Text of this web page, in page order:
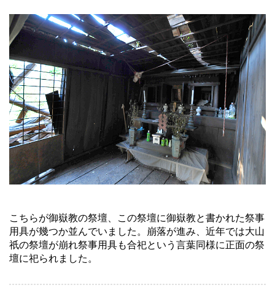
こちらが御嶽教の祭壇、この祭壇に御嶽教と書かれた祭事
用具が幾つか並んでいました。崩落が進み、近年では大山
祇の祭壇が崩れ祭事用具も合祀という言葉同様に正面の祭
壇に祀られました。